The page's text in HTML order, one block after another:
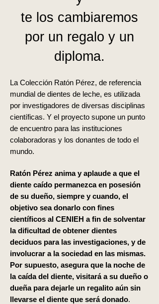
te los cambiaremos
por un regalo y un
diploma.
La Colección Ratón Pérez, de referencia
mundial de dientes de leche, es utilizada
por investigadores de diversas disciplinas
científicas. Y el proyecto supone un punto
de encuentro para las instituciones
colaboradoras y los donantes de todo el
mundo.
Ratón Pérez anima y aplaude a que el
diente caído permanezca en posesión
de su dueño, siempre y cuando, el
objetivo sea donarlo con fines
científicos al CENIEH a fin de solventar
la dificultad de obtener dientes
deciduos para las investigaciones, y de
involucrar a la sociedad en las mismas.
Por supuesto, asegura que la noche de
la caída del diente, visitará a su dueño o
dueña para dejarle un regalito aún sin
llevarse el diente que será donado.